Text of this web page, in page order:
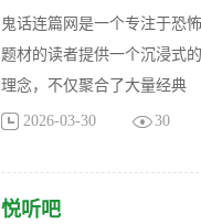
鬼话连篇网是一个专注于恐
题材的读者提供一个沉浸式
理念，不仅聚合了大量经典
2026-03-30 30
悦听吧